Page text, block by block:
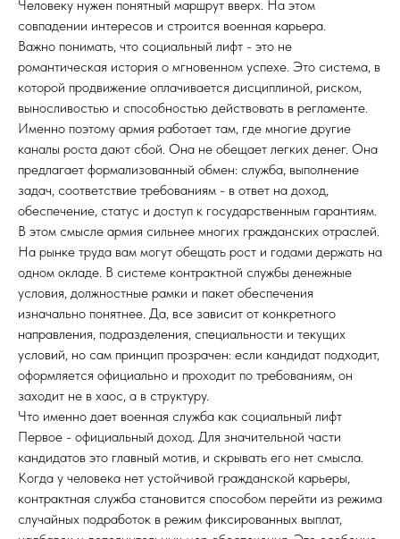
Человеку нужен понятный маршрут вверх. На этом
совпадении интересов и строится военная карьера.
Важно понимать, что социальный лифт - это не
романтическая история о мгновенном успехе. Это система, в
которой продвижение оплачивается дисциплиной, риском,
выносливостью и способностью действовать в регламенте.
Именно поэтому армия работает там, где многие другие
каналы роста дают сбой. Она не обещает легких денег. Она
предлагает формализованный обмен: служба, выполнение
задач, соответствие требованиям - в ответ на доход,
обеспечение, статус и доступ к государственным гарантиям.
В этом смысле армия сильнее многих гражданских отраслей.
На рынке труда вам могут обещать рост и годами держать на
одном окладе. В системе контрактной службы денежные
условия, должностные рамки и пакет обеспечения
изначально понятнее. Да, все зависит от конкретного
направления, подразделения, специальности и текущих
условий, но сам принцип прозрачен: если кандидат подходит,
оформляется официально и проходит по требованиям, он
заходит не в хаос, а в структуру.
Что именно дает военная служба как социальный лифт
Первое - официальный доход. Для значительной части
кандидатов это главный мотив, и скрывать его нет смысла.
Когда у человека нет устойчивой гражданской карьеры,
контрактная служба становится способом перейти из режима
случайных подработок в режим фиксированных выплат,